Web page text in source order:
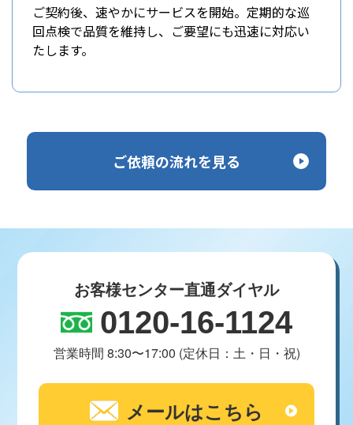
ご契約後、速やかにサービスを開始。定期的な巡
回点検で品質を維持し、ご要望にも迅速に対応い
たします。
ご依頼の流れを見る
お客様センター直通ダイヤル
0120-16-1124
営業時間 8:30〜17:00 (定休日：土・日・祝)
メールはこちら